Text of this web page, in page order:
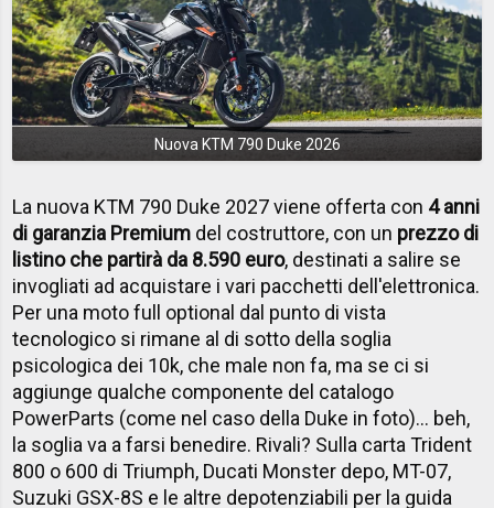
Nuova KTM 790 Duke 2026
La nuova KTM 790 Duke 2027 viene offerta con 4 anni
di garanzia Premium del costruttore, con un prezzo di
listino che partirà da 8.590 euro, destinati a salire se
invogliati ad acquistare i vari pacchetti dell'elettronica.
Per una moto full optional dal punto di vista
tecnologico si rimane al di sotto della soglia
psicologica dei 10k, che male non fa, ma se ci si
aggiunge qualche componente del catalogo
PowerParts (come nel caso della Duke in foto)... beh,
la soglia va a farsi benedire. Rivali? Sulla carta Trident
800 o 600 di Triumph, Ducati Monster depo, MT-07,
Suzuki GSX-8S e le altre depotenziabili per la guida